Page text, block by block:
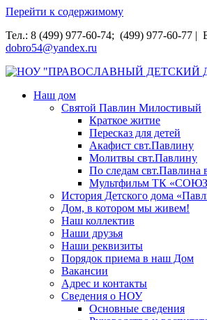
Перейти к содержимому
Тел.: 8 (499) 977-60-74; (499) 977-60-77 |
dobro54@yandex.ru
НОУ "ПРАВОСЛАВНЫЙ ДЕТСКИЙ
Наш дом
Святой Павлин Милостивый
Краткое житие
Пересказ для детей
Акафист свт.Павлину
Молитвы свт.Павлину
По следам свт.Павлина
Мультфильм ТК
История Детского дома
Дом, в котором мы живем!
Наш коллектив
Наши друзья
Наши реквизиты
Порядок приема в наш Дом
Вакансии
Адрес и контакты
Сведения о НОУ
Основные сведения